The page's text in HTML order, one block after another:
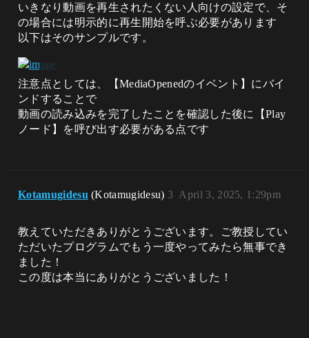
いきなり動画を再生されたくない人向けの設定で、そ
の場合には明示的に再生開始を呼ぶ必要があります
以下はそのサンプルです。
注意点としては、【MediaOpenedのイベント】にバイ
ンドすることで
動画の読み込みを完了したことを確認した後に【Play
ノード】を呼び出す必要がある点です
Kotamugidesu (Kotamugidesu) April 3, 2025, 1:29pm
3
教えていただきありがとうございます。ご教授してい
ただいたプログラムでもう一度やってみたら無事でき
ました！
この度は本当にありがとうございました！